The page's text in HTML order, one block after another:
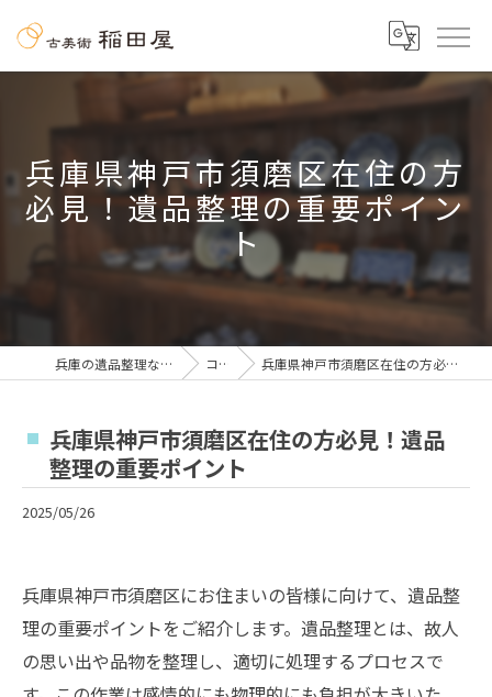
兵庫県神戸市須磨区在住の方
必見！遺品整理の重要ポイン
ト
兵庫の遺品整理なら古美術 稲田屋 コラム 兵庫県神戸市須磨区在住の方必見！遺品整理の重要ポイント
兵庫県神戸市須磨区在住の方必見！遺品
整理の重要ポイント
2025/05/26
兵庫県神戸市須磨区にお住まいの皆様に向けて、遺品整
理の重要ポイントをご紹介します。遺品整理とは、故人
の思い出や品物を整理し、適切に処理するプロセスで